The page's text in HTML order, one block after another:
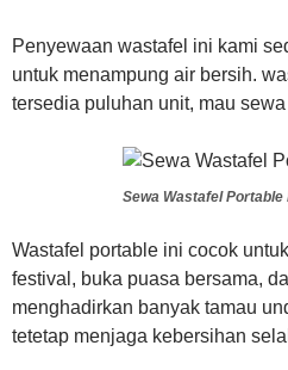
Penyewaan wastafel ini kami
untuk menampung air bersih.
tersedia puluhan unit, mau
Sewa Wastafel Portable
Wastafel portable ini cocok
festival, buka puasa bersama,
menghadirkan banyak tamau
tetetap menjaga kebersihan